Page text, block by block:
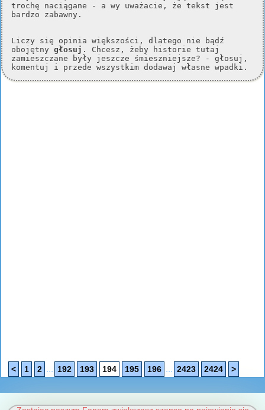
trochę naciągane - a wy uważacie, że tekst jest
bardzo zabawny.
Liczy się opinia większości, dlatego nie bądź
obojętny głosuj . Chcesz, żeby historie tutaj
zamieszczane były jeszcze śmieszniejsze? - głosuj,
komentuj i przede wszystkim dodawaj własne wpadki.
< 1 2 ... 192 193 194 195 196 ... 2423 2424 >